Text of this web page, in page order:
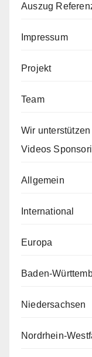
Auszug
Impressum
Projekt
Team
Wir unterstützen
Videos
Allgemein
International
Europa
Baden-
Niedersachsen
Nordrhein-